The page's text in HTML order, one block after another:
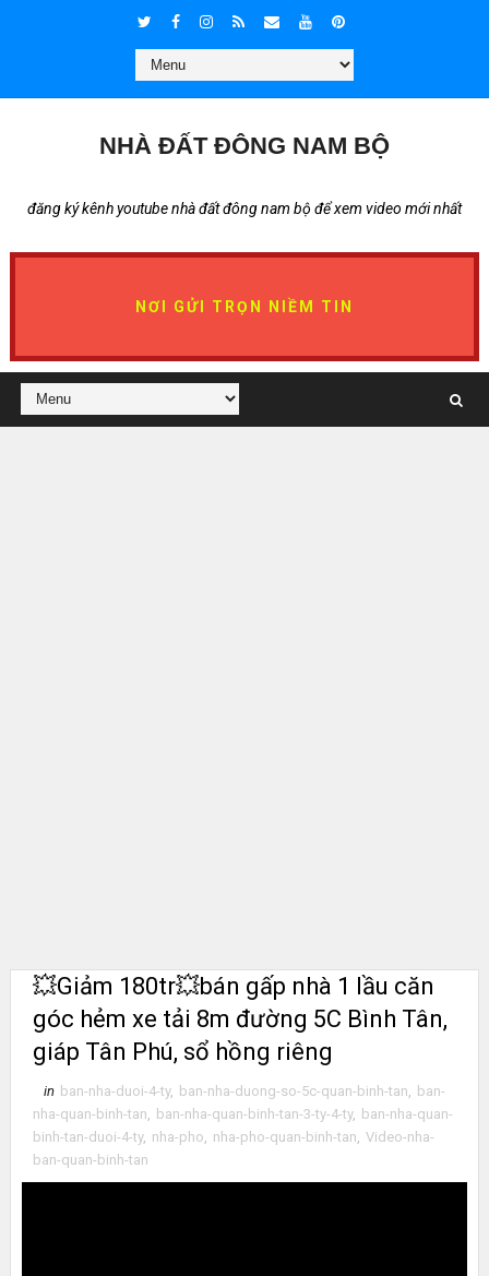
NHÀ ĐẤT ĐÔNG NAM BỘ
đăng ký kênh youtube nhà đất đông nam bộ để xem video mới nhất
NƠI GỬI TRỌN NIỀM TIN
💥Giảm 180tr💥bán gấp nhà 1 lầu căn
góc hẻm xe tải 8m đường 5C Bình Tân,
giáp Tân Phú, sổ hồng riêng
in ban-nha-duoi-4-ty, ban-nha-duong-so-5c-quan-binh-tan, ban-
nha-quan-binh-tan, ban-nha-quan-binh-tan-3-ty-4-ty, ban-nha-quan-
binh-tan-duoi-4-ty, nha-pho, nha-pho-quan-binh-tan, Video-nha-
ban-quan-binh-tan